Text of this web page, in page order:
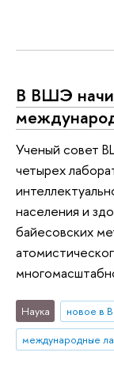
В ВШЭ
Ученый совет
четырех
населения и
байесовских
Наука
новое в